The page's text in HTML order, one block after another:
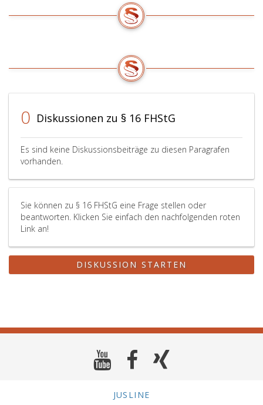
0 Diskussionen zu § 16 FHStG
Es sind keine Diskussionsbeiträge zu diesen Paragrafen
vorhanden.
Sie können zu § 16 FHStG eine Frage stellen oder
beantworten. Klicken Sie einfach den nachfolgenden roten
Link an!
DISKUSSION STARTEN
JUSLINE